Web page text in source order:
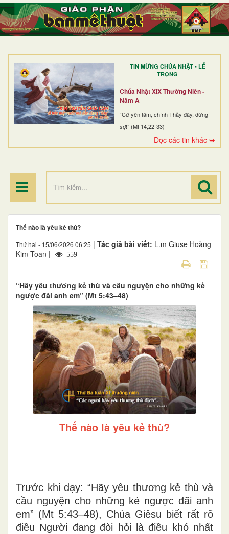
TIN MỪNG CHÚA NHẬT - LỄ
TRỌNG
Chúa Nhật XIX Thường Niên -
Năm A
“Cứ yên tâm, chính Thầy đây, đừng
sợ!” (Mt 14,22-33)
Đọc các tin khác ➥
TRANG NHẤT
GIỚI THIỆU
DÒNG TU
BAN MỤC VỤ
ĐOÀN THỂ CG
ĐIỂM HÀNH HƯƠNG
Thế nào là yêu kẻ thù?
Thứ hai - 15/06/2026 06:25 | Tác giả bài viết: L.m Giuse Hoàng
Kim Toan |
559
“Hãy yêu thương kẻ thù và cầu nguyện cho những kẻ
ngược đãi anh em” (Mt 5:43–48)
Thế nào là yêu kẻ thù?
Trước khi dạy: “Hãy yêu thương kẻ thù và
cầu nguyện cho những kẻ ngược đãi anh
em” (Mt 5:43–48), Chúa Giêsu biết rất rõ
điều Người đang đòi hỏi là điều khó nhất